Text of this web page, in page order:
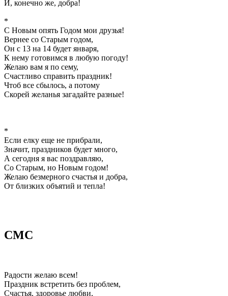
И, конечно же, добра!
*
С Новым опять Годом мои друзья!
Вернее со Старым годом,
Он с 13 на 14 будет января,
К нему готовимся в любую погоду!
Желаю вам я по сему,
Счастливо справить праздник!
Чтоб все сбылось, а потому
Скорей желанья загадайте разные!
*
Если елку еще не прибрали,
Значит, праздников будет много,
А сегодня я вас поздравляю,
Со Старым, но Новым годом!
Желаю безмерного счастья и добра,
От близких объятий и тепла!
СМС
Радости желаю всем!
Праздник встретить без проблем,
Счастья, здоровье любви,